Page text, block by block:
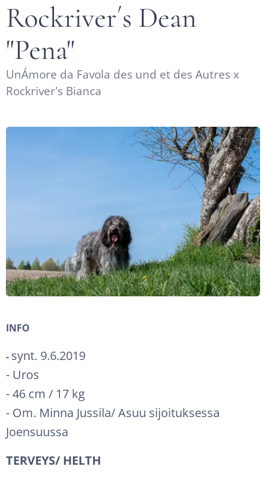
Rockriver´s Dean
"Pena"
UnÁmore da Favola des und et des Autres x
Rockriver's Bianca
INFO
- synt. 9.6.2019
- Uros
- 46 cm / 17 kg
- Om. Minna Jussila/ Asuu sijoituksessa
Joensuussa
TERVEYS/ HELTH